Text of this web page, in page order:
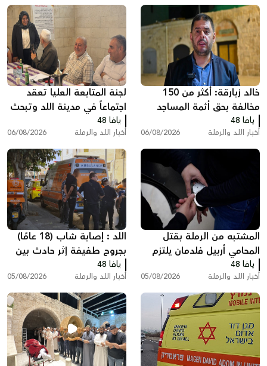
خالد زبارقة: أكثر من 150
مخالفة بحق أئمة المساجد
بسبب رفع الأذان في اللد
يافا 48
أخبار اللد والرملة 06/08/2026
لجنة المتابعة العليا تعقد
اجتماعاً في مدينة اللد وتبحث
ملفات الجريمة والعنف
يافا 48
أخبار اللد والرملة 06/08/2026
المشتبه من الرملة بقتل
المحامي أربيل فلدمان يلتزم
الصمت في التحقيق ويقول:
"أنا مريض نفسيًا"
يافا 48
أخبار اللد والرملة 05/08/2026
اللد : إصابة شاب (18 عامًا)
بجروح طفيفة إثر حادث بين
مركبة وشاحنة سحب
يافا 48
أخبار اللد والرملة 05/08/2026